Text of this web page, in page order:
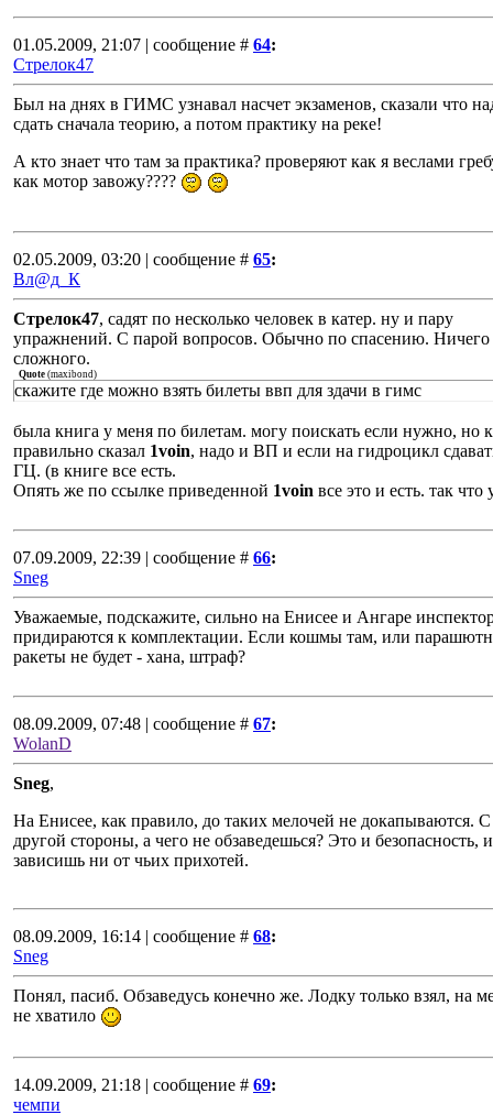
01.05.2009, 21:07 | сообщение # 64:
Стрелок47
Был на днях в ГИМС узнавал насчет экзаменов, сказали что
сдать сначала теорию, а потом практику на реке!
А кто знает что там за практика? проверяют как я веслами
как мотор завожу????
02.05.2009, 03:20 | сообщение # 65:
Вл@д_К
Стрелок47, садят по несколько человек в катер. ну и пару
упражнений. С парой вопросов. Обычно по спасению. Ничего
сложного.
Quote (maxibond)
скажите где можно взять билеты ввп для здачи в гимс
была книга у меня по билетам. могу поискать если нужно, но
правильно сказал 1voin, надо и ВП и если на гидроцикл
ГЦ. (в книге все есть.
Опять же по ссылке приведенной 1voin все это и есть. так что
07.09.2009, 22:39 | сообщение # 66:
Sneg
Уважаемые, подскажите, сильно на Енисее и Ангаре
придираются к комплектации. Если кошмы там, или
ракеты не будет - хана, штраф?
08.09.2009, 07:48 | сообщение # 67:
WolanD
Sneg,
На Енисее, как правило, до таких мелочей не докапываются. С
другой стороны, а чего не обзаведешься? Это и безопасность,
зависишь ни от чьих прихотей.
08.09.2009, 16:14 | сообщение # 68:
Sneg
Понял, пасиб. Обзаведусь конечно же. Лодку только взял, на
не хватило
14.09.2009, 21:18 | сообщение # 69:
чемпи